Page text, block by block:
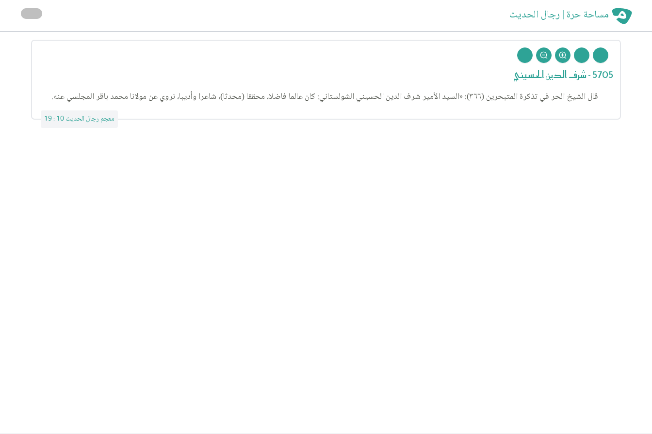
مساحة حرة | رجال الحديث
5705 - شرف الدين الحسيني
قال الشيخ الحر في تذكرة المتبحرين (٣٦٦): «السيد الأمير شرف الدين الحسيني الشولستاني: كان عالما فاضلا، محققا (محدثا)، شاعرا وأديبا، نروي عن مولانا محمد باقر المجلسي عنه.
معجم رجال الحديث 10 : 19